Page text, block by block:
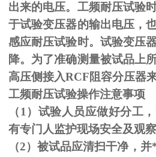
出来的电压。工频耐压试验
于试验变压器的输出电压，
感应耐压试验时。试验变压
降。为了准确测量被试品上
高压侧接入RCF阻容分压器
工频耐压试验操作注意事项
（1 ）试验人员应做好分工
有专门人监护现场安全及观察
（2）被试品应清扫干净，